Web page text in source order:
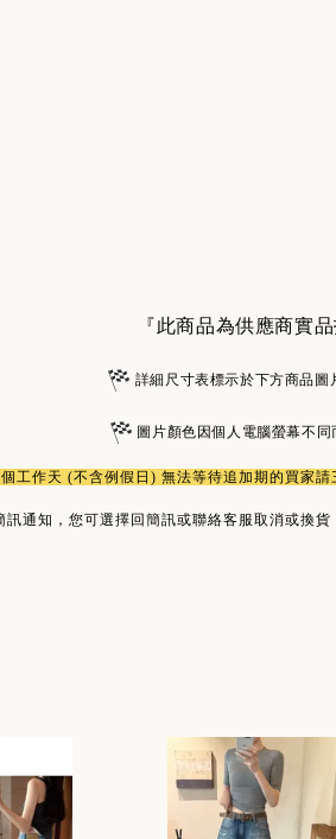
『此商品為供應商實
詳細尺寸表標示於下方商品圖
圖片顏色因個人電腦螢幕不
個工作天 (不含例假日) 無法等待追加期的買家
通知，您可選擇回簡訊或聯絡客服取消或換